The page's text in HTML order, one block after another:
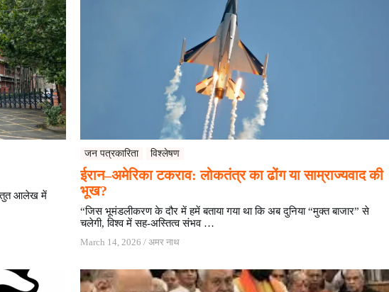
आलेख में
जन पत्रकारिता विश्लेषण
ईरान–अमेरिका टकराव: लोकतंत्र का ढोंग या साम्राज्यवाद की
भूख?
“जिस भूमंडलीकरण के दौर में हमें बताया गया था कि अब दुनिया “मुक्त बाजार” से
चलेगी, विश्व में सह-अस्तित्व संभव …
March 14, 2026 /अमर नाथ